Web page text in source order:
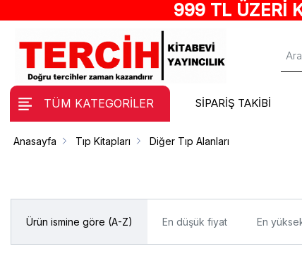
999 TL ÜZERİ
TÜM KATEGORİLER SİPARİŞ TAKİBİ
Anasayfa Tıp Kitapları Diğer Tıp Alanları
Ürün ismine göre (A-Z) En düşük fiyat En